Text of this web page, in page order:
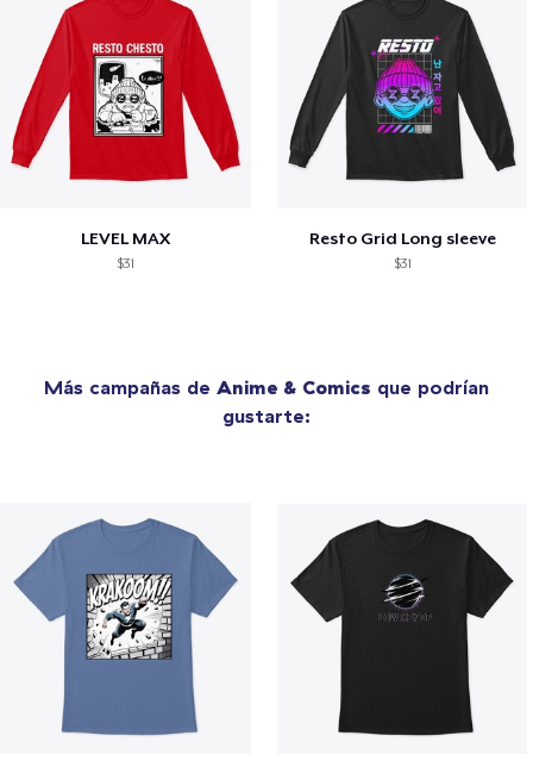
LEVEL MAX
$31
Resto Grid Long sleeve
$31
Más campañas de Anime & Comics que podrían
gustarte: